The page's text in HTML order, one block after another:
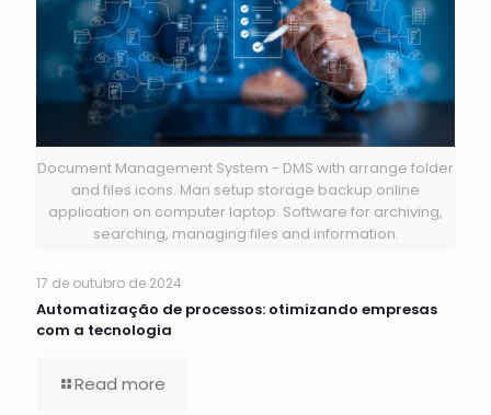
Document Management System - DMS with arrange folder
and files icons. Man setup storage backup online
application on computer laptop. Software for archiving,
searching, managing files and information.
17 de outubro de 2024
Automatização de processos: otimizando empresas
com a tecnologia
Read more